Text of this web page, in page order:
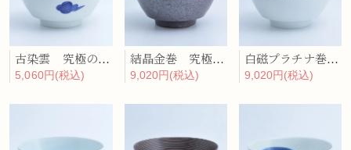
古染雲 究極のラーメン鉢
5,060円(税込)
結晶金巻 究極のラーメン鉢
9,020円(税込)
白磁プラチナ巻 究極のラーメン鉢
9,020円(税込)